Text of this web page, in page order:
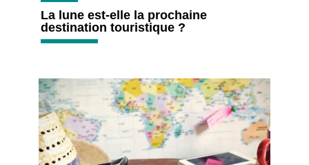
La lune est-elle la prochaine
destination touristique ?